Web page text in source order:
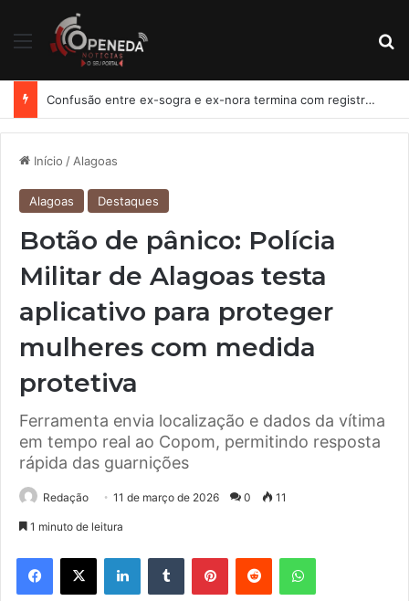
Menu
Confusão entre ex-sogra e ex-nora termina com registro de lesão corporal em Penedo
Início / Alagoas
Alagoas Destaques
Botão de pânico: Polícia
Militar de Alagoas testa
aplicativo para proteger
mulheres com medida
protetiva
Ferramenta envia localização e dados da vítima
em tempo real ao Copom, permitindo resposta
rápida das guarnições
Redação 11 de março de 2026 0 11
1 minuto de leitura
Facebook
X LinkedinTumblr PinterestReddit WhatsApp